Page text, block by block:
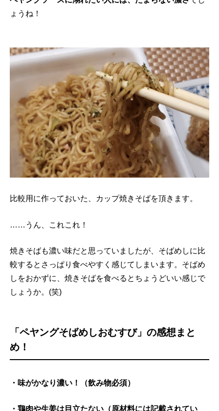
ょうね！
比較用に作っておいた、カップ焼きそばを頂きます。
……うん、これこれ！
焼きそばも濃い味だと思っていましたが、そばめしに比
較するとさっぱり食べやすく感じてしまいます。そばめ
しをおかずに、焼きそばを食べるとちょうどいい感じで
しょうか。(笑)
「ペヤングそばめしおむすび」の感想まと
め！
・味がかなり濃い！（飲み物必須）
・鶏肉や生姜は目立たない（原材料には記載されてい